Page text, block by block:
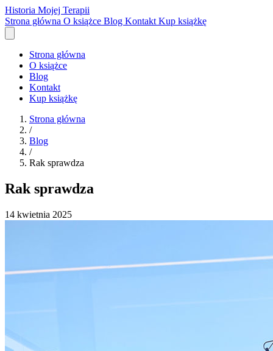
Historia Mojej Terapii
Strona główna O książce Blog Kontakt Kup książkę
Strona główna
O książce
Blog
Kontakt
Kup książkę
Strona główna
/
Blog
/
Rak sprawdza
Rak sprawdza
14 kwietnia 2025